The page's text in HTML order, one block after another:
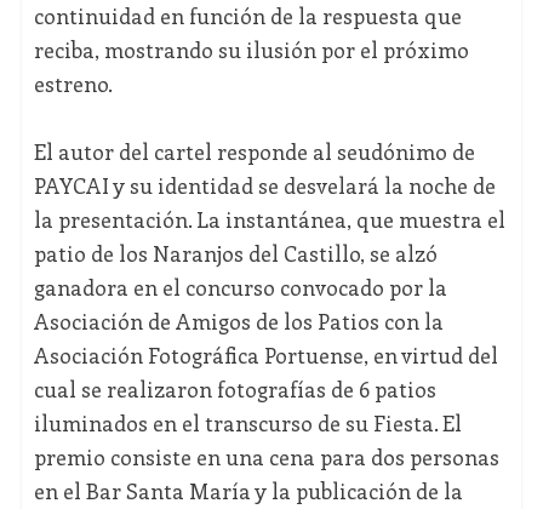
continuidad en función de la respuesta que
reciba, mostrando su ilusión por el próximo
estreno.
El autor del cartel responde al seudónimo de
PAYCAI y su identidad se desvelará la noche de
la presentación. La instantánea, que muestra el
patio de los Naranjos del Castillo, se alzó
ganadora en el concurso convocado por la
Asociación de Amigos de los Patios con la
Asociación Fotográfica Portuense, en virtud del
cual se realizaron fotografías de 6 patios
iluminados en el transcurso de su Fiesta. El
premio consiste en una cena para dos personas
en el Bar Santa María y la publicación de la